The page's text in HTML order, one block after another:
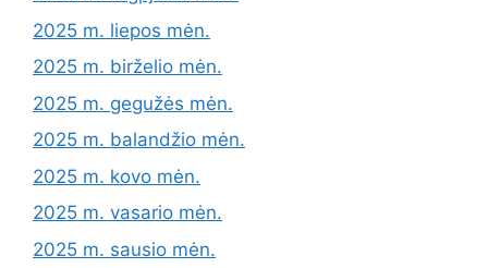
2025 m. liepos mėn.
2025 m. birželio mėn.
2025 m. gegužės mėn.
2025 m. balandžio mėn.
2025 m. kovo mėn.
2025 m. vasario mėn.
2025 m. sausio mėn.